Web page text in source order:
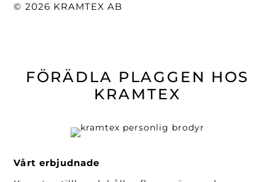
© 2026 KRAMTEX AB
FÖRÄDLA PLAGGEN HOS
KRAMTEX
Vårt erbjudnade